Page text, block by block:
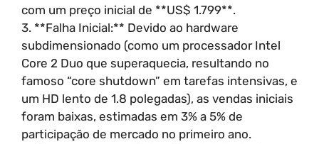
com um preço inicial de **US$ 1.799**.
3. **Falha Inicial:** Devido ao hardware
subdimensionado (como um processador Intel
Core 2 Duo que superaquecia, resultando no
famoso “core shutdown” em tarefas intensivas, e
um HD lento de 1.8 polegadas), as vendas iniciais
foram baixas, estimadas em 3% a 5% de
participação de mercado no primeiro ano.